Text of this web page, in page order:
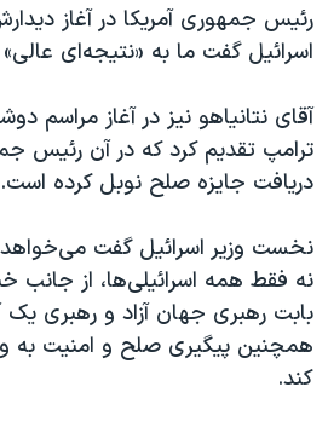
قانون شفافیت دارائی کادر رهبری ایران
اسرائیل در جنگ
نرگس محمدی برنده جایزه نوبل صلح
صفحه‌های ویژه
سفر پرزیدنت ترامپ به چین
رئیس جمهوری آمریکا در آغاز
اسرائيل گفت ما به «نتیجه‌ای
آقای نتانیاهو نیز در آغاز مراسم
ترامپ تقدیم کرد که در آن رئیس
دریافت جایزه صلح نوبل کرده است.
نخست وزیر اسرائيل گفت
نه فقط همه اسرائيلی‌ها، از جانب
بابت رهبری جهان آزاد و رهبری یک
همچنین پیگیری صلح و امنیت به
کند.